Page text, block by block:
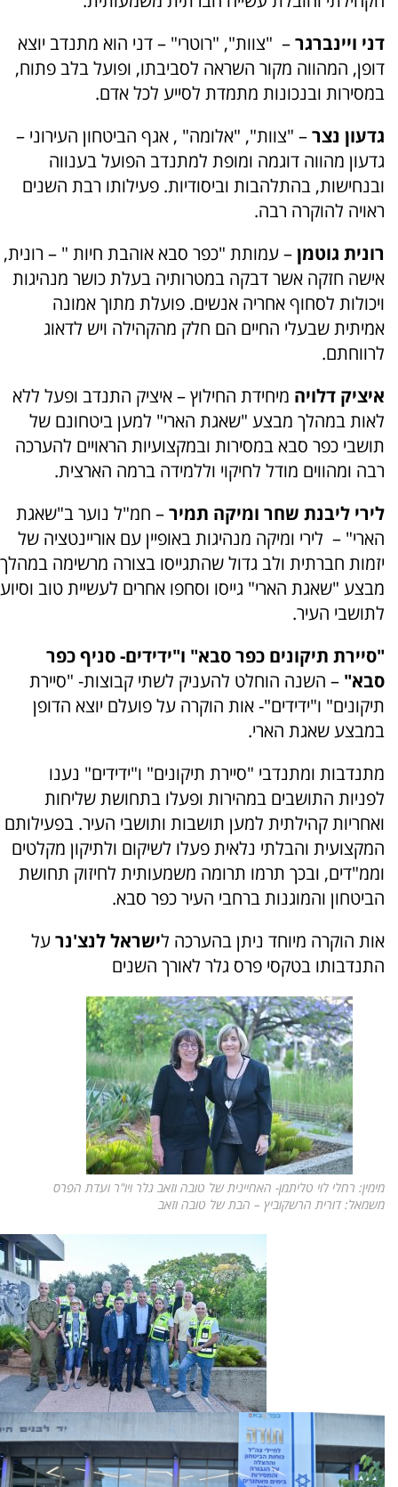
דני ויינברגר– "צוות", "רוטרי" – דני הוא מתנדב יוצא
דופן, המהווה מקור השראה לסביבתו, ופועל בלב פתוח,
במסירות ובנכונות מתמדת לסייע לכל אדם.
גדעון נצר– "צוות", "אלומה" , אגף הביטחון העירוני –
גדעון מהווה דוגמה ומופת למתנדב הפועל בענווה
ובנחישות, בהתלהבות וביסודיות. פעילותו רבת השנים
ראויה להוקרה רבה.
רונית גוטמן– עמותת "כפר סבא אוהבת חיות " – רונית,
אישה חזקה אשר דבקה במטרותיה בעלת כושר מנהיגות
ויכולות לסחוף אחריה אנשים. פועלת מתוך אמונה
אמיתית שבעלי החיים הם חלק מהקהילה ויש לדאוג
לרווחתם.
איציק דלויה מיחידת החילוץ – איציק התנדב ופעל ללא
לאות במהלך מבצע "שאגת הארי" למען ביטחונם של
תושבי כפר סבא במסירות ובמקצועיות הראויים להערכה
רבה ומהווים מודל לחיקוי וללמידה ברמה הארצית.
לירי ליבנת שחר ומיקה תמיר– חמ"ל נוער ב"שאגת
הארי" – לירי ומיקה מנהיגות באופיין עם אוריינטציה של
יזמות חברתית ולב גדול שהתגייסו בצורה מרשימה במהלך
מבצע "שאגת הארי" גייסו וסחפו אחרים לעשיית טוב וסיוע
לתושבי העיר.
"סיירת תיקונים כפר סבא" ו"ידידים- סניף כפר
סבא" – השנה הוחלט להעניק לשתי קבוצות- "סיירת
תיקונים" ו"ידידים"- אות הוקרה על פועלם יוצא הדופן
במבצע שאגת הארי.
מתנדבות ומתנדבי "סיירת תיקונים" ו"ידידים" נענו
לפניות התושבים במהירות ופעלו בתחושת שליחות
ואחריות קהילתית למען תושבות ותושבי העיר. בפעילותם
המקצועית והבלתי נלאית פעלו לשיקום ולתיקון מקלטים
וממ"דים, ובכך תרמו תרומה משמעותית לחיזוק תחושת
הביטחון והמוגנות ברחבי העיר כפר סבא.
אות הוקרה מיוחד ניתן בהערכה לישראל לנצ'נרעל
התנדבותו בטקסי פרס גלר לאורך השנים
מימין: רחלי לוי טליתמן- האחיינית של טובה וזאב גלר ויו"ר ועדת הפרס
משמאל: דורית הרשקוביץ – הבת של טובה וזאב